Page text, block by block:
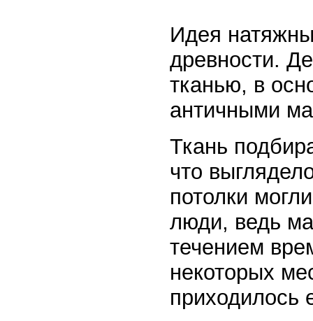
Идея
древности.
тканью, в
античными
Ткань
что
потолки
люди, ведь
течением
некоторых
приходилось